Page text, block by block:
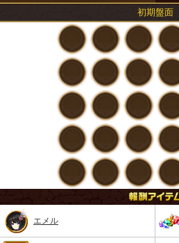
初期盤面
エメル